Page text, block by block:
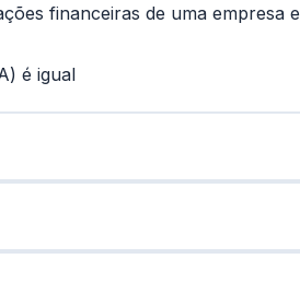
financeiras de uma empresa
é igual